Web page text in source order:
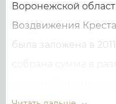
Воронежской
Воздвижения
была заложена в